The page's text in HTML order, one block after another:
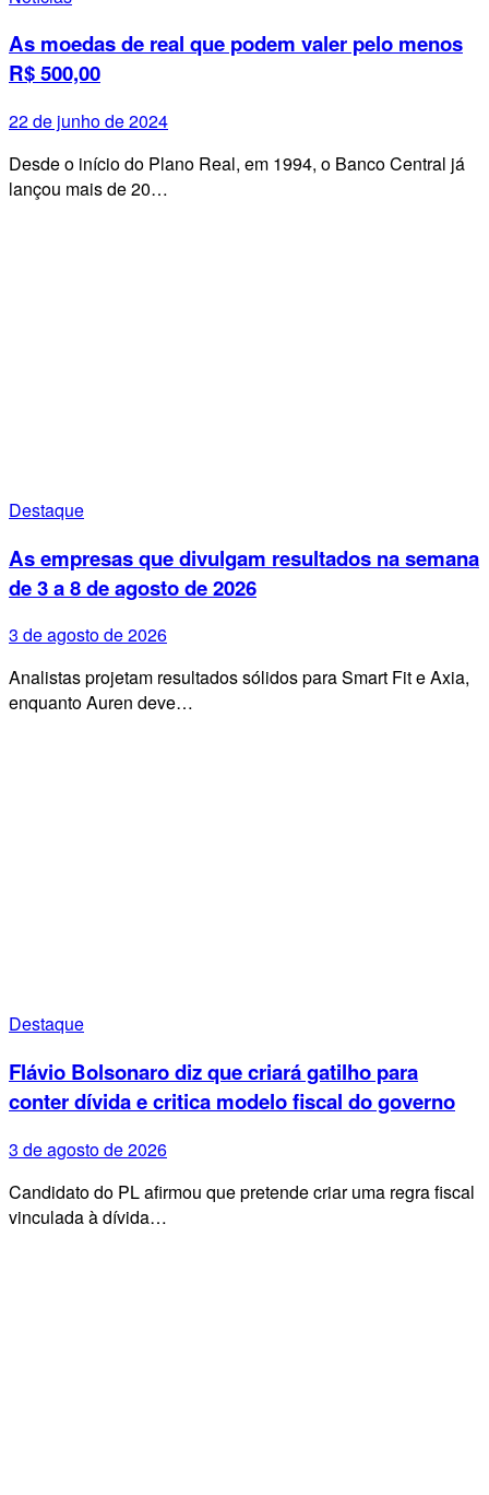
As moedas de real que podem valer pelo menos
R$ 500,00
22 de junho de 2024
Desde o início do Plano Real, em 1994, o Banco Central já
lançou mais de 20…
Destaque
As empresas que divulgam resultados na semana
de 3 a 8 de agosto de 2026
3 de agosto de 2026
Analistas projetam resultados sólidos para Smart Fit e Axia,
enquanto Auren deve…
Destaque
Flávio Bolsonaro diz que criará gatilho para
conter dívida e critica modelo fiscal do governo
3 de agosto de 2026
Candidato do PL afirmou que pretende criar uma regra fiscal
vinculada à dívida…